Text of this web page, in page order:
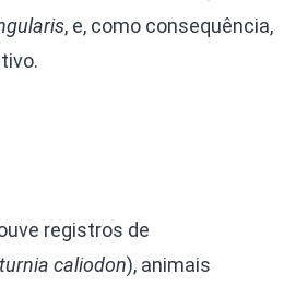
, e, como consequência,
registros de
caliodon), animais